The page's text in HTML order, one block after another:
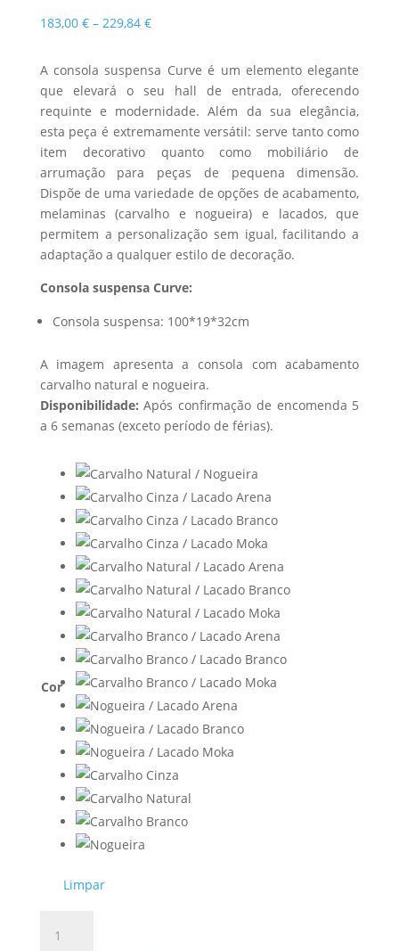
183,00 € – 229,84 €Price
183,00 €
through
229,84 €
A consola suspensa Curve é um elemento elegante
que elevará o seu hall de entrada, oferecendo
requinte e modernidade. Além da sua elegância,
esta peça é extremamente versátil: serve tanto como
item decorativo quanto como mobiliário de
arrumação para peças de pequena dimensão.
Dispõe de uma variedade de opções de acabamento,
melaminas (carvalho e nogueira) e lacados, que
permitem a personalização sem igual, facilitando a
adaptação a qualquer estilo de decoração.
Consola suspensa Curve:
Consola suspensa: 100*19*32cm
A imagem apresenta a consola com acabamento
carvalho natural e nogueira.
Disponibilidade: Após confirmação de encomenda 5
a 6 semanas (exceto período de férias).
Cor
Limpar